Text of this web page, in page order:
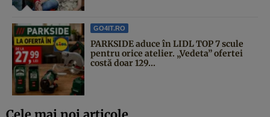
GO4IT.RO
PARKSIDE aduce în LIDL TOP 7 scule
pentru orice atelier. „Vedeta” ofertei
costă doar 129...